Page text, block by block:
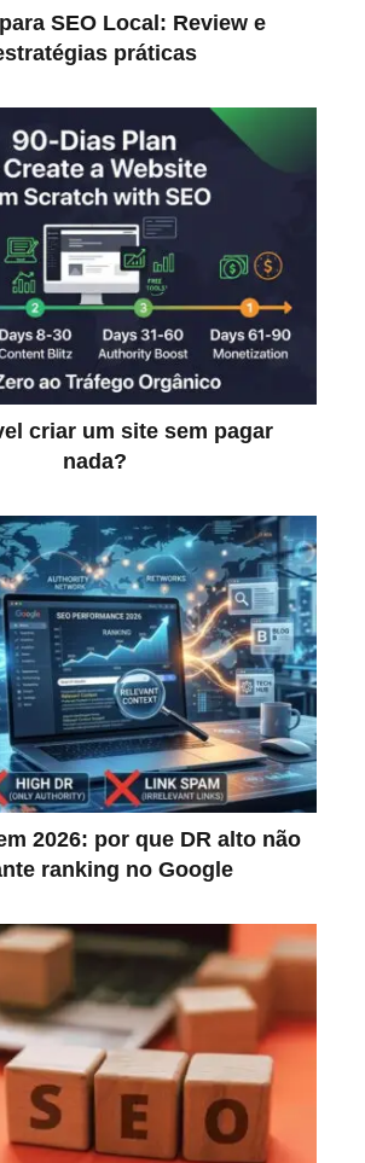
SEO Local: Review e
práticas
criar um site sem pagar
nada?
2026: por que DR alto não
ranking no Google